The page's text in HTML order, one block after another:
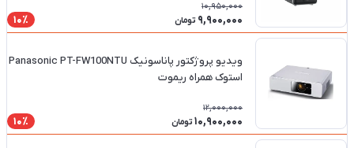
10,950,000
9,900,000 تومان 10٪
ویدیو پروژکتور پاناسونیک Panasonic PT-FW100NTU
استوک همراه ریموت
12,000,000
10,900,000 تومان 10٪